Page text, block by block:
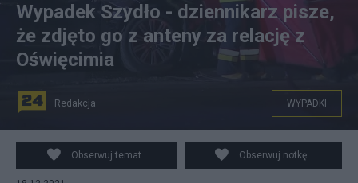
Wypadek w Oświęciumiu. Fot. x-news/kadr z filmu
Wypadek Szydło - dziennikarz pisze,
że zdjęto go z anteny za relację z
Oświęcimia
Redakcja WYPADKI
Obserwuj temat Obserwuj notkę